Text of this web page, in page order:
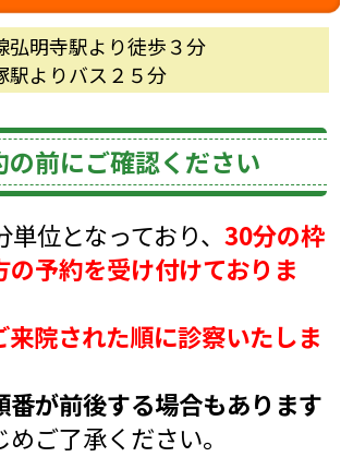
弘明寺駅より徒歩３分
駅よりバス２５分
の前にご確認ください
単位となっており、30分の枠
の予約を受け付けておりま
来院された順に診察いたしま
番が前後する場合もあります
ご了承ください。